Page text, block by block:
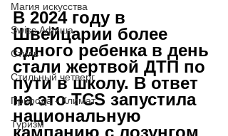
Магия искусства
Swiss Афиша
Стиль
Стильный четверг
Природа - Климат
Туризм
В 2024 году в
Швейцарии более
одного ребенка в день
стали жертвой ДТП по
пути в школу. В ответ
на это TCS запустила
национальную